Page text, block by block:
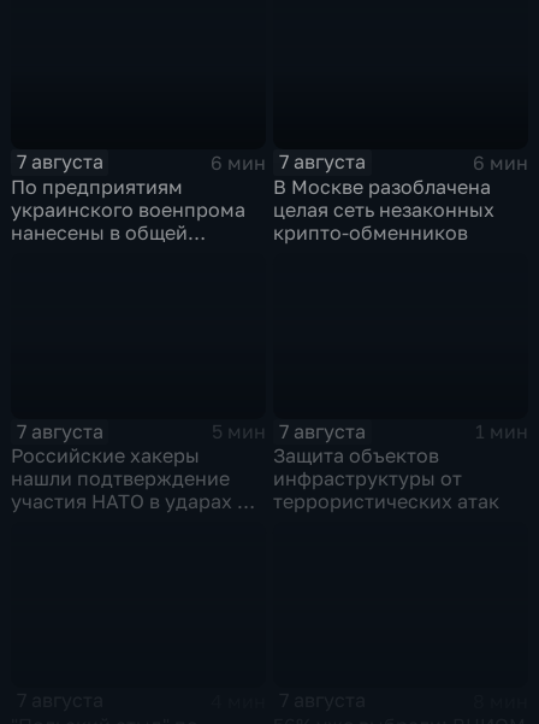
7 августа
6 мин
По предприятиям
украинского военпрома
нанесены в общей
7 августа
6 мин
В Москве разоблачена
целая сеть незаконных
крипто-обменников
7 августа
5 мин
Российские хакеры
нашли подтверждение
участия НАТО в ударах по
7 августа
1 мин
Защита объектов
инфраструктуры от
террористических атак